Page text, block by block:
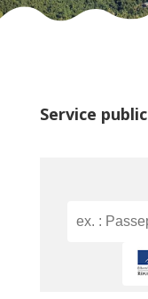
Service public